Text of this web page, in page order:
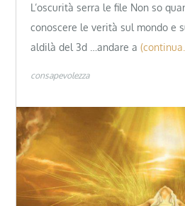
L’oscurità serra le file Non so
conoscere le verità sul mondo e
aldilà del 3d …andare a
consapevolezza